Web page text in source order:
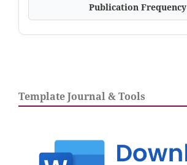
Publication Frequency
Template Journal & Tools